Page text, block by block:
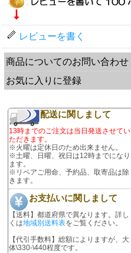
レビューを書く
商品についてのお問い合わせ
お気に入りに登録
配送に関しまして
13時までのご注文は当日発送させてい
ただきます。
※火曜は定休日のため出来ません。
※土曜、日曜、祝日は12時までになり
ます。
※リペアご用命、予約品、取寄品は除
きます。
お支払いに関しまして
【送料】都道府県で異なります。詳し
くは地域別送料表をご覧ください。
【代引手数料】総額によりますが、大
体\330-\440程度です。